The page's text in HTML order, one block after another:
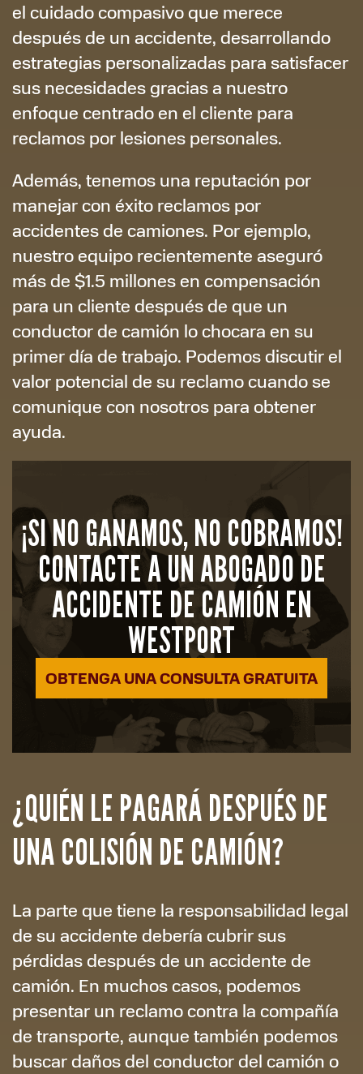
el cuidado compasivo que merece
después de un accidente, desarrollando
estrategias personalizadas para satisfacer
sus necesidades gracias a nuestro
enfoque centrado en el cliente para
reclamos por lesiones personales.
Además, tenemos una reputación por
manejar con éxito reclamos por
accidentes de camiones. Por ejemplo,
nuestro equipo recientemente aseguró
más de $1.5 millones en compensación
para un cliente después de que un
conductor de camión lo chocara en su
primer día de trabajo. Podemos discutir el
valor potencial de su reclamo cuando se
comunique con nosotros para obtener
ayuda.
¡SI NO GANAMOS, NO COBRAMOS!
CONTACTE A UN ABOGADO DE
ACCIDENTE DE CAMIÓN EN
WESTPORT
OBTENGA UNA CONSULTA GRATUITA
¿QUIÉN LE PAGARÁ DESPUÉS DE
UNA COLISIÓN DE CAMIÓN?
La parte que tiene la responsabilidad legal
de su accidente debería cubrir sus
pérdidas después de un accidente de
camión. En muchos casos, podemos
presentar un reclamo contra la compañía
de transporte, aunque también podemos
buscar daños del conductor del camión o